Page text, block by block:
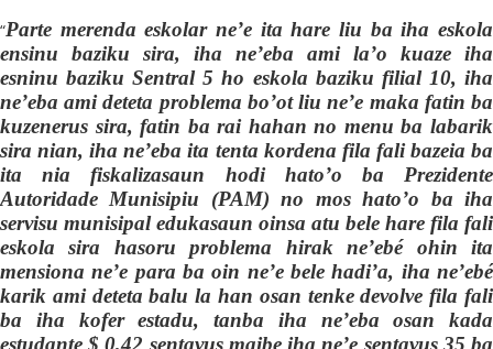
“Parte merenda eskolar ne’e ita hare liu ba iha eskola
ensinu baziku sira, iha ne’eba ami la’o kuaze iha
esninu bazikuSentral 5 ho eskola baziku filial 10, iha
ne’eba ami deteta problema bo’ot liu ne’e maka fatin ba
kuzenerus sira, fatin ba rai hahan no menu ba labarik
sira nian, iha ne’eba ita tenta kordena fila fali bazeia ba
ita nia fiskalizasaun hodi hato’o ba Prezidente
Autoridade Munisipiu (PAM) no mos hato’o ba iha
servisu munisipal edukasaun oinsa atu bele hare fila fali
eskola sira hasoru problema hirak ne’ebé ohin ita
mensiona ne’e para ba oin ne’e bele hadi’a, iha ne’ebé
karik ami deteta balu la han osan tenke devolve fila fali
ba iha kofer estadu, tanba iha ne’eba osan kada
estudante $ 0,42 sentavus maibe iha ne’e sentavus 35 ba